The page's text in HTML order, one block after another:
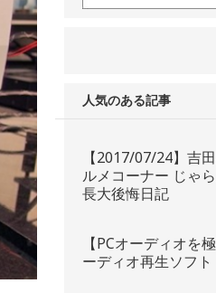
人気のある記事
【2017/07/24】吉
ルメコーナー じゃ
長大後悔日記
【PCオーディオを
ーディオ再生ソフ